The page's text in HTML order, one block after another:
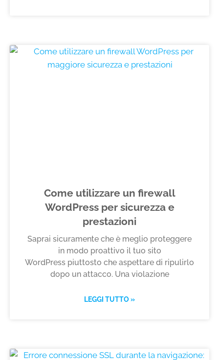
Come utilizzare un firewall
WordPress per sicurezza e
prestazioni
Saprai sicuramente che è meglio proteggere
in modo proattivo il tuo sito
WordPress piuttosto che aspettare di ripulirlo
dopo un attacco. Una violazione
LEGGI TUTTO »